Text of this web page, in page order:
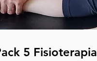
5 Fisioterapia